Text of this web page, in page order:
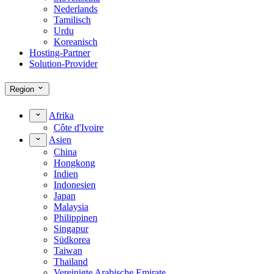
Nederlands
Tamilisch
Urdu
Koreanisch
Hosting-Partner
Solution-Provider
Region
Afrika
Côte d'Ivoire
Asien
China
Hongkong
Indien
Indonesien
Japan
Malaysia
Philippinen
Singapur
Südkorea
Taiwan
Thailand